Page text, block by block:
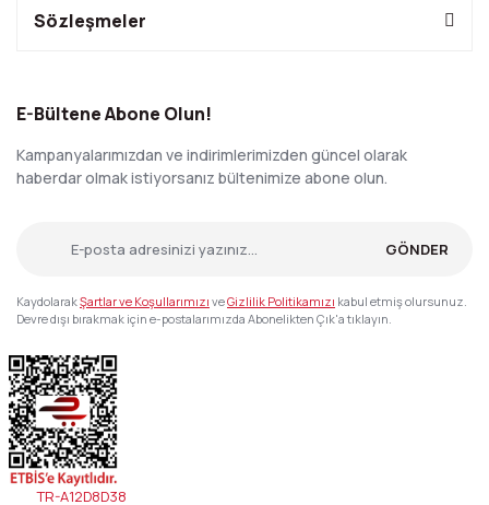
Sözleşmeler
E-Bültene Abone Olun!
Kampanyalarımızdan ve indirimlerimizden güncel olarak
haberdar olmak istiyorsanız bültenimize abone olun.
GÖNDER
KaydolarakŞartlar ve Koşullarımızı veGizlilik Politikamızı kabul etmiş olursunuz.
Devre dışı bırakmak için e-postalarımızda Abonelikten Çık'a tıklayın.
TR-A12D8D38